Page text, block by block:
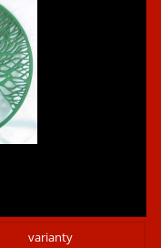
varianty